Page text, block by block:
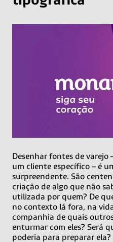
Desenhar fontes de varejo
um cliente específico – é
surpreendente. São
criação de algo que não
utilizada por quem? De
no contexto lá fora, na
companhia de quais
enturmar com eles? Será
poderia para preparar ela?